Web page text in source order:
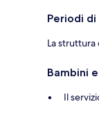
Periodi di
La struttura
Bambini
Il